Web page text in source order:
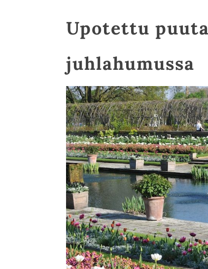
Upotettu
juhlahumussa